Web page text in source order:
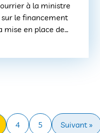
à la ministre
le financement
mise en place de
dessous la
4 5 Suivant »